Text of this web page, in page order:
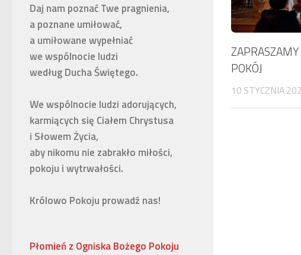
POKÓJ
10 STYCZNIA
Daj nam poznać Twe pragnienia,
a poznane umiłować,
a umiłowane wypełniać
we wspólnocie ludzi
według Ducha Świętego.
We wspólnocie ludzi adorujących,
karmiących się Ciałem Chrystusa
i Słowem Życia,
aby nikomu nie zabrakło miłości,
pokoju i wytrwałości.
Królowo Pokoju prowadź nas!
Płomień z Ogniska Bożego Pokoju